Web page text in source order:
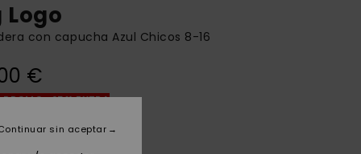
Logo
con capucha Azul Chicos 8-16
€
PROMO -25% EXTRA
sin aceptar